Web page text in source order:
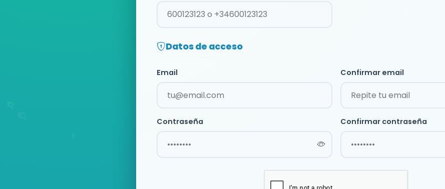
Datos de acceso
Email Confirmar email
Contraseña Confirmar contraseña